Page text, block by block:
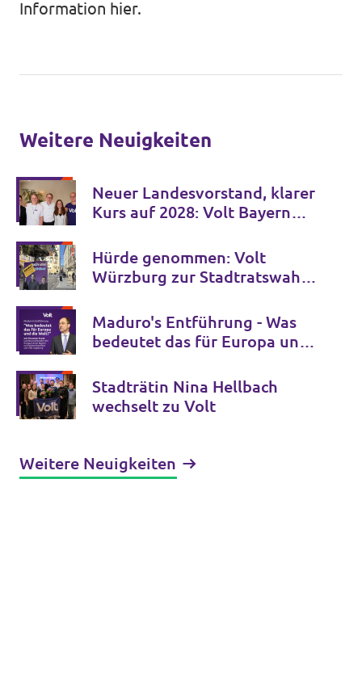
Information hier.
Weitere Neuigkeiten
Neuer Landesvorstand, klarer
Kurs auf 2028: Volt Bayern
Landesparteitag in Bamberg
für die Zukunft auf
Hürde genommen: Volt
Würzburg zur Stadtratswahl
Maduro's Entführung - Was
bedeutet das für Europa und
Stadträtin Nina Hellbach
wechselt zu Volt
Weitere Neuigkeiten